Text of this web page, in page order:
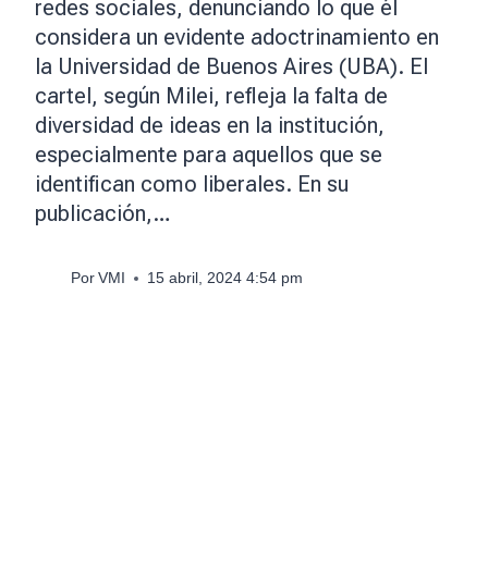
redes sociales, denunciando lo que él
considera un evidente adoctrinamiento en
la Universidad de Buenos Aires (UBA). El
cartel, según Milei, refleja la falta de
diversidad de ideas en la institución,
especialmente para aquellos que se
identifican como liberales. En su
publicación,…
Por VMI 15 abril, 2024 4:54 pm